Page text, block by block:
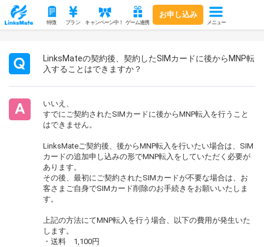
特徴 プラン キャンペーン中！ ゲーム連携
お申し込み
メニュー
LinksMateの契約後、契約したSIMカードに後からMNP転
入することはできますか？
いいえ、
すでにご契約されたSIMカードに後からMNP転入を行うこと
はできません。
LinksMateご契約後、後からMNP転入を行いたい場合は、SIM
カードの追加申し込みの形でMNP転入をしていただく必要が
あります。
その後、最初にご契約されたSIMカードが不要な場合は、お
客さまご自身でSIMカード削除のお手続きをお願いいたしま
す。
上記の方法にてMNP転入を行う場合、以下の費用が発生いた
します。
・送料 1,100円